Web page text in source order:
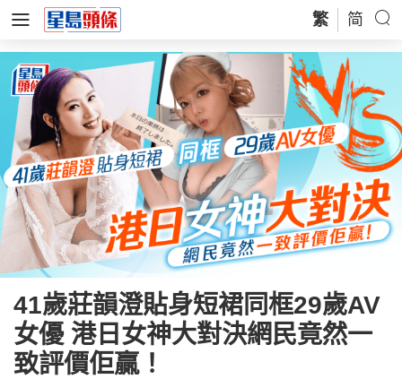
繁 简
41歲莊韻澄貼身短裙同框29歲AV
女優 港日女神大對決網民竟然一
致評價佢贏！